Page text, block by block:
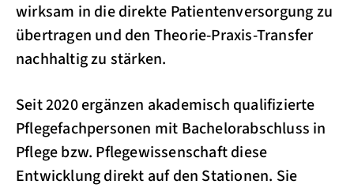
wirksam in die direkte Patientenversorgung zu
übertragen und den Theorie-Praxis-Transfer
nachhaltig zu stärken.
Seit 2020 ergänzen akademisch qualifizierte
Pflegefachpersonen mit Bachelorabschluss in
Pflege bzw. Pflegewissenschaft diese
Entwicklung direkt auf den Stationen. Sie